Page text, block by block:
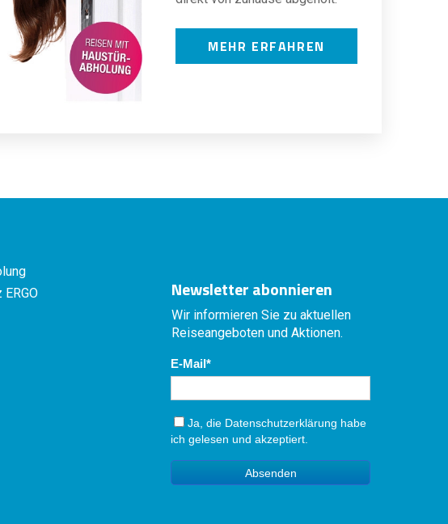
MEHR ERFAHREN
Newsletter abonnieren
Wir informieren Sie zu aktuellen
Reiseangeboten und Aktionen.
E-Mail
Ja, die Datenschutzerklärung habe
ich gelesen und akzeptiert.
Absenden